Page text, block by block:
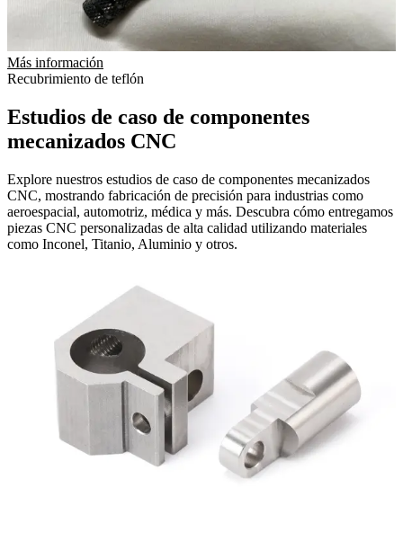
Más información
Recubrimiento de teflón
Estudios de caso de componentes
mecanizados CNC
Explore nuestros estudios de caso de componentes mecanizados
CNC, mostrando fabricación de precisión para industrias como
aeroespacial, automotriz, médica y más. Descubra cómo entregamos
piezas CNC personalizadas de alta calidad utilizando materiales
como Inconel, Titanio, Aluminio y otros.